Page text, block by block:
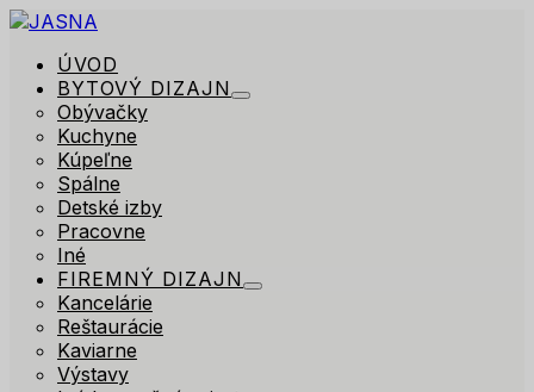
ÚVOD
BYTOVÝ DIZAJN
Obývačky
Kuchyne
Kúpeľne
Spálne
Detské izby
Pracovne
Iné
FIREMNÝ DIZAJN
Kancelárie
Reštaurácie
Kaviarne
Výstavy